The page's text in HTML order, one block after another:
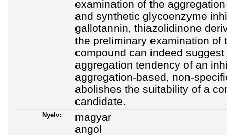
examination of the
and synthetic glycoenzyme
gallotannin, thiazolidinone
the preliminary examination of
compound can indeed
aggregation tendency of an
aggregation-based, non-
abolishes the suitability of a
candidate.
Nyelv:
magyar
angol